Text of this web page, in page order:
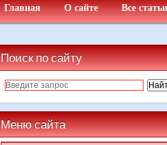
Главная О сайте Все
Поиск по сайту
Меню сайта